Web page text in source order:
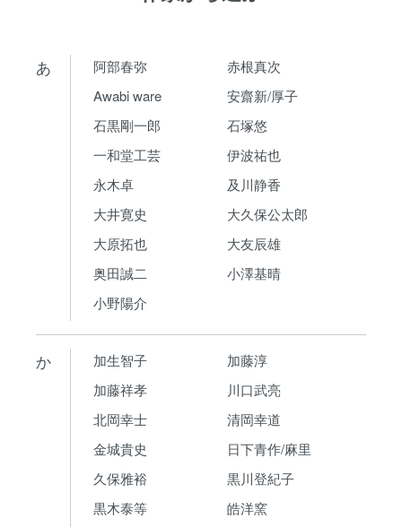
あ 阿部春弥
赤根真次
Awabi ware
安齋新/厚子
石黒剛一郎
石塚悠
一和堂工芸
伊波祐也
永木卓
及川静香
大井寛史
大久保公太郎
大原拓也
大友辰雄
奥田誠二
小澤基晴
小野陽介
か 加生智子
加藤淳
加藤祥孝
川口武亮
北岡幸士
清岡幸道
金城貴史
日下青作/麻里
久保雅裕
黒川登紀子
黒木泰等
皓洋窯